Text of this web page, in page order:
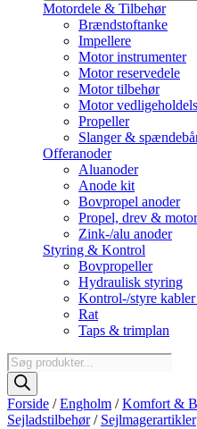
Motordele & Tilbehør
Brændstoftanke
Impellere
Motor instrumenter
Motor reservedele
Motor tilbehør
Motor
Propeller
Slanger &
Offeranoder
Aluanoder
Anode kit
Bovpropel anoder
Propel, drev &
Zink-/alu anoder
Styring & Kontrol
Bovpropeller
Hydraulisk styring
Kontrol-/styre
Rat
Taps & trimplan
Products
search
Forside /Engholm /Komfort &
Sejladstilbehør/ Sejlmagerartikler